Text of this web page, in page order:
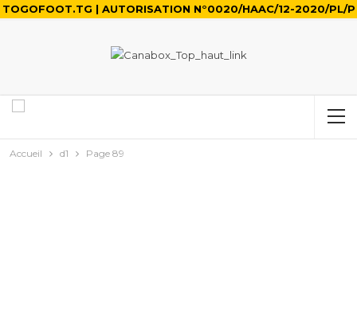
TOGOFOOT.TG | AUTORISATION N°0020/HAAC/12-2020/PL/P
Accueil d1 Page 89